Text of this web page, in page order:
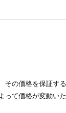
の価格を保証す
て価格が変動いた